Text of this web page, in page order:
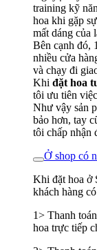
training kỹ
hoa khi gặp
mất dáng của
Bên cạnh đó,
nhiều cửa
và chạy đi
Khi đặt hoa
tôi ưu tiên
Như vậy sản
bảo hơn, tay
tôi chấp nhận
Ở shop có
Khi đặt hoa ở
khách hàng
1> Thanh
hoa trực tiếp